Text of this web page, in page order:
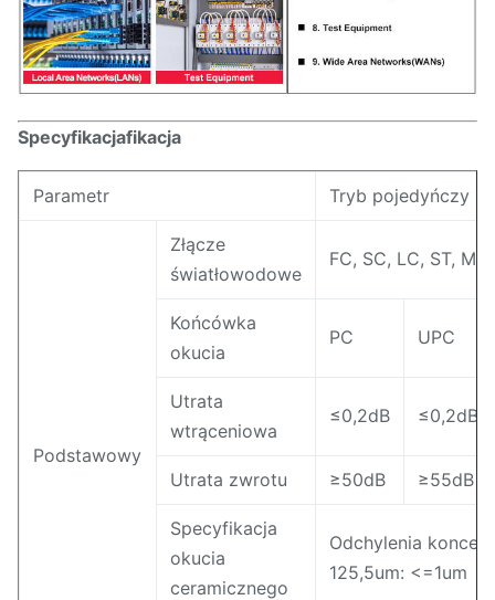
Specyfikacjafikacja
Parametr Tryb pojedyńczy
Podstawowy
Złącze
światłowodowe
FC, SC, LC, ST,
Końcówka
okucia
PC UPC
Utrata
wtrąceniowa
≤0,2dB ≤0,2dB
Utrata zwrotu ≥50dB ≥55dB
Specyfikacja
okucia
ceramicznego
Odchylenia
125,5um: <=1um